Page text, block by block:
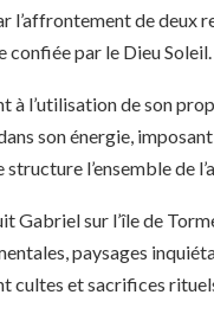
l’affrontement de deux
confiée par le Dieu Soleil.
à l’utilisation de son
son énergie,
l’ensemble de
Gabriel sur l’île de
paysages
cultes et sacrifices